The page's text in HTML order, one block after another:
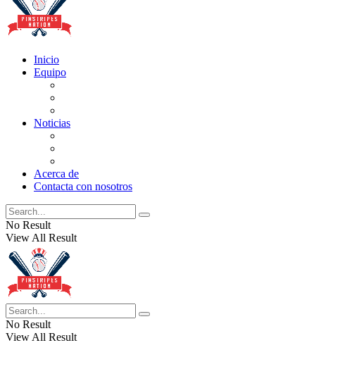
Inicio
Equipo
Noticias
Acerca de
Contacta con nosotros
No Result
View All Result
No Result
View All Result